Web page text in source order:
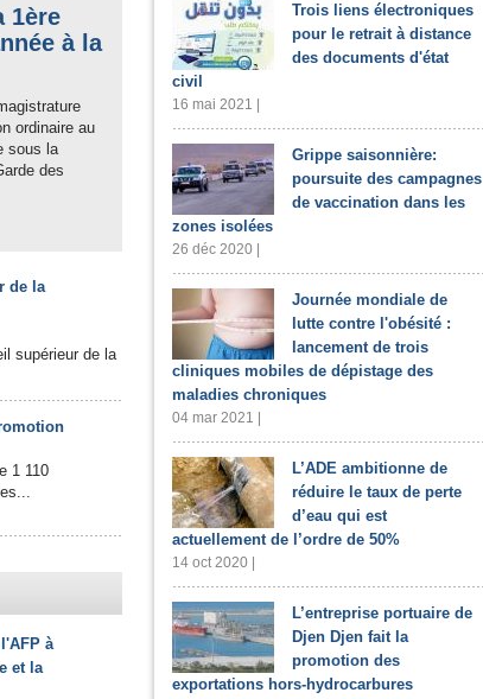
1ère
à la
ordinaire au
sous la
des
de la
supérieur de la
1 110
à
et la
Trois liens électroniques
pour le retrait à distance
des documents d'état
civil
16 mai 2021 |
Grippe saisonnière:
poursuite des campagnes
de vaccination dans les
zones isolées
26 déc 2020 |
Journée mondiale de
lutte contre l'obésité :
lancement de trois
cliniques mobiles de dépistage des
maladies chroniques
04 mar 2021 |
L’ADE ambitionne de
réduire le taux de perte
d’eau qui est
actuellement de l’ordre de 50%
14 oct 2020 |
L’entreprise portuaire de
Djen Djen fait la
promotion des
exportations hors-hydrocarbures